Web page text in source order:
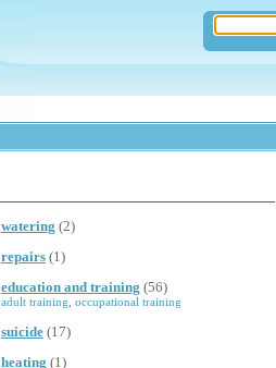
watering (2)
repairs(1)
education and training (56)
adult training occupational training
suicide(17)
heating (1)